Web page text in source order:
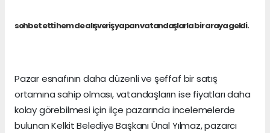
sohbet etti hem de alışveriş yapan vatandaşlarla bir araya geldi.
Pazar esnafının daha düzenli ve şeffaf bir satış
ortamına sahip olması, vatandaşların ise fiyatları daha
kolay görebilmesi için ilçe pazarında incelemelerde
bulunan Kelkit Belediye Başkanı Ünal Yılmaz, pazarcı